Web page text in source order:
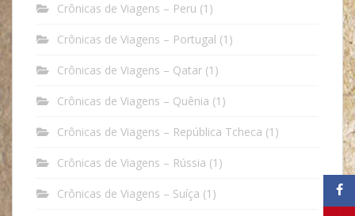
Crônicas de Viagens – Peru (1)
Crônicas de Viagens – Portugal (1)
Crônicas de Viagens – Qatar (1)
Crônicas de Viagens – Quênia (1)
Crônicas de Viagens – República Tcheca (1)
Crônicas de Viagens – Rússia (1)
Crônicas de Viagens – Suíça (1)